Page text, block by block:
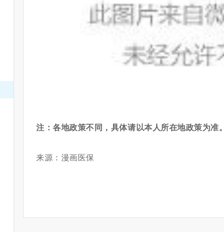
注：各地政策不同，具体请以本人所在地政策为准。
来源：漫画医保